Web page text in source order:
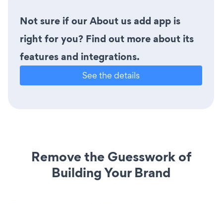
Not sure if our About us add app is
right for you? Find out more about its
features and integrations.
See the details
Remove the Guesswork of
Building Your Brand